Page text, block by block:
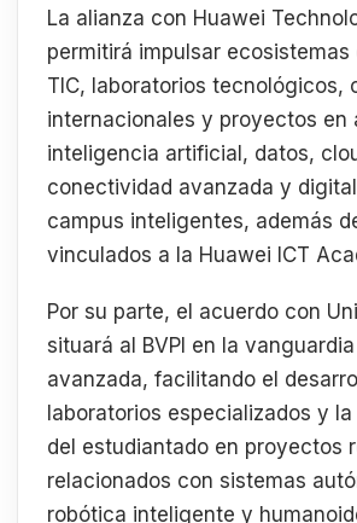
La alianza con Huawei
permitirá impulsar
TIC, laboratorios tecnológicos,
internacionales y proyectos en
inteligencia artificial, datos,
conectividad avanzada y
campus inteligentes, además
vinculados a la Huawei ICT
Por su parte, el acuerdo con
situará al BVPI en la
avanzada, facilitando el
laboratorios especializados y
del estudiantado en proyectos
relacionados con sistemas
robótica inteligente y